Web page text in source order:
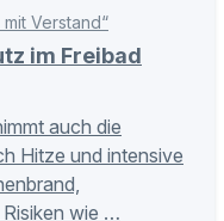
Verstand“
im Freibad
auch die
Hitze und intensive
wie …